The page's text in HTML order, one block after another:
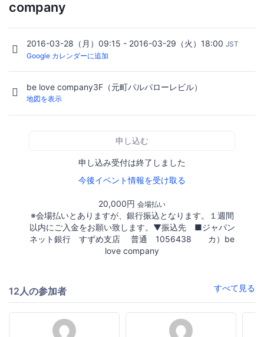
company
2016-03-28（月）09:15 - 2016-03-29（火）18:00 JST
Google カレンダーに追加
be love company3F（元町パルパローレビル）
地図を表示
申し込む
申し込み受付は終了しました
今後イベント情報を受け取る
20,000円 会場払い
※会場払いとありますが、銀行振込となります。１週間
以内にご入金をお願い致します。▼振込先 ■ジャパン
ネット銀行 すずめ支店 普通 1056438 カ）be
love company
12人の参加者 すべて見る